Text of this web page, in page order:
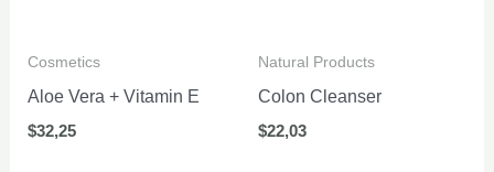
Cosmetics
Aloe Vera + Vitamin E
$32,25
Natural Products
Colon Cleanser
$22,03